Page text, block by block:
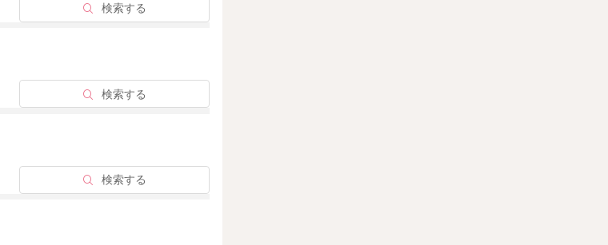
検索する
検索する
検索する